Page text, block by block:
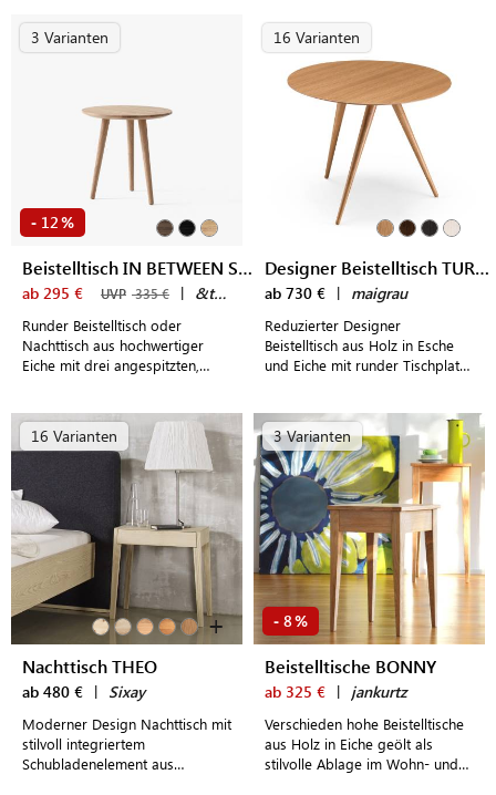
3 Varianten
- 12 %
Beistelltisch IN BETWEEN SK13
ab 295 € UVP 335 € | &tradition
Runder Beistelltisch oder
Nachttisch aus hochwertiger
Eiche mit drei angespitzten,
16 Varianten
Designer Beistelltisch TURN HIGH
ab 730 € | maigrau
Reduzierter Designer
Beistelltisch aus Holz in Esche
und Eiche mit runder Tischplatte
16 Varianten
+
Nachttisch THEO
ab 480 € | Sixay
Moderner Design Nachttisch mit
stilvoll integriertem
Schubladenelement aus
3 Varianten
- 8%
Beistelltische BONNY
ab 325 € | jankurtz
Verschieden hohe Beistelltische
aus Holz in Eiche geölt als
stilvolle Ablage im Wohn- und